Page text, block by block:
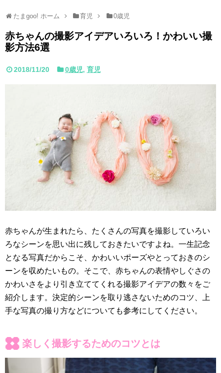
たまgoo! ホーム 育児 0歳児
赤ちゃんの撮影アイデアいろいろ！かわいい撮
影方法6選
2018/11/20 0歳児, 育児
赤ちゃんが生まれたら、たくさんの写真を撮影していろい
ろなシーンを思い出に残しておきたいですよね。一生記念
となる写真だからこそ、かわいいポーズやとっておきのシ
ーンを収めたいもの。そこで、赤ちゃんの表情やしぐさの
かわいさをより引き立ててくれる撮影アイデアの数々をご
紹介します。決定的シーンを取り逃さないためのコツ、上
手な写真の撮り方などについても参考にしてください。
楽しく撮影するためのコツとは